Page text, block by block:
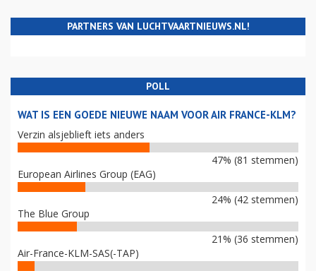
PARTNERS VAN LUCHTVAARTNIEUWS.NL!
POLL
WAT IS EEN GOEDE NIEUWE NAAM VOOR AIR FRANCE-KLM?
Verzin alsjeblieft iets anders
47% (81 stemmen)
European Airlines Group (EAG)
24% (42 stemmen)
The Blue Group
21% (36 stemmen)
Air-France-KLM-SAS(-TAP)